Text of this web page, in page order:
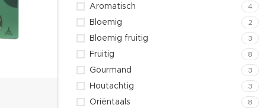
Aromatisch 4
Bloemig 2
Bloemig fruitig 3
Fruitig 8
Gourmand 3
Houtachtig 3
Oriëntaals 8